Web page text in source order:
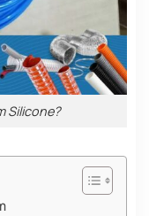
Silicone?